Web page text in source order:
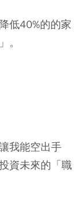
低40%的的家
。
我能空出手
資未來的「職